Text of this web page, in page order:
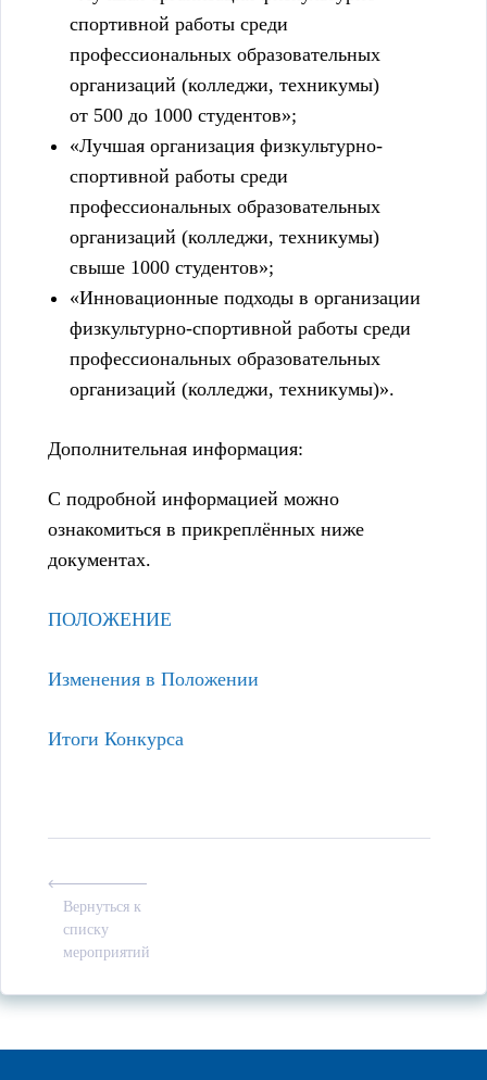
спортивной работы среди
профессиональных образовательных
организаций (колледжи, техникумы)
от 500 до 1000 студентов»;
«Лучшая организация физкультурно-
спортивной работы среди
профессиональных образовательных
организаций (колледжи, техникумы)
свыше 1000 студентов»;
«Инновационные подходы в организации
физкультурно-спортивной работы среди
профессиональных образовательных
организаций (колледжи, техникумы)».
Дополнительная информация:
С подробной информацией можно
ознакомиться в прикреплённых ниже
документах.
ПОЛОЖЕНИЕ
Изменения в Положении
Итоги Конкурса
Вернуться к
списку
мероприятий